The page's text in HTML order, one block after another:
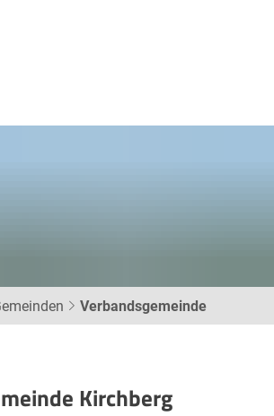
Verbandsgemeinde
Kirchberg